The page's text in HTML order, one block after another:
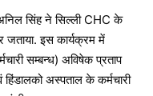
सिंह ने सिल्ली CHC के
जताया. इस कार्यक्रम में
सम्बन्ध) अविषेक प्रताप
हिंडालको अस्पताल के कर्मचारी